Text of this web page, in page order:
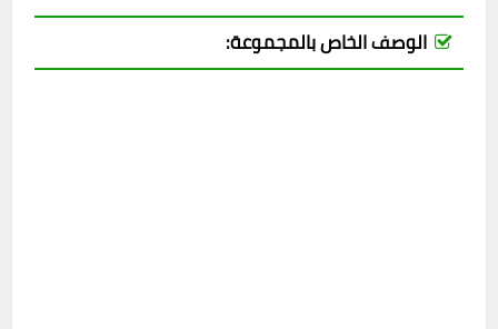
الوصف الخاص بالمجموعة: